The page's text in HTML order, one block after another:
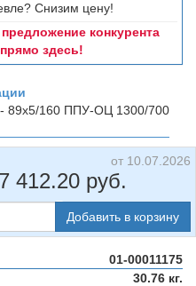
Снизим цену!
конкурента
прямо здесь!
- 89х5/160 ППУ-ОЦ 1300/700
от 10.07.2026
7 412.20 руб.
Добавить в корзину
01-00011175
30.76 кг.